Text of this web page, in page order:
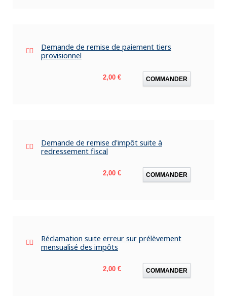
Demande de remise de paiement tiers
provisionnel
Prix
2,00 € COMMANDER
Demande de remise d'impôt suite à
redressement fiscal
Prix
2,00 € COMMANDER
Réclamation suite erreur sur prélèvement
mensualisé des impôts
Prix
2,00 € COMMANDER